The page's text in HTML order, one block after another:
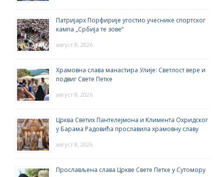
Патријарх Порфирије угостио учеснике спортског
кампа „Србија те зове“
август 8, 2026
Храмовна слава манастира Улије: Светлост вере и
подвиг Свете Петке
август 8, 2026
Црква Светих Пантелејмона и Климента Охридског
у Барама Радовића прославила храмовну славу
август 8, 2026
Прослављена слава Цркве Свете Петке у Сутомору